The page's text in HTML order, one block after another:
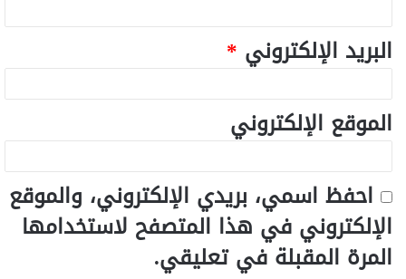
البريد الإلكتروني *
الموقع الإلكتروني
احفظ اسمي، بريدي الإلكتروني، والموقع
الإلكتروني في هذا المتصفح لاستخدامها
المرة المقبلة في تعليقي.